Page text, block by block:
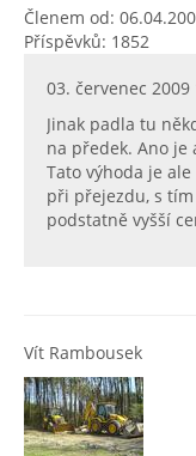
Členem od:
Příspěvků: 1852
03. červenec 2009
Jinak padla tu
na předek. Ano je
Tato výhoda je
při přejezdu, s
podstatně vyšší
Vít Rambousek